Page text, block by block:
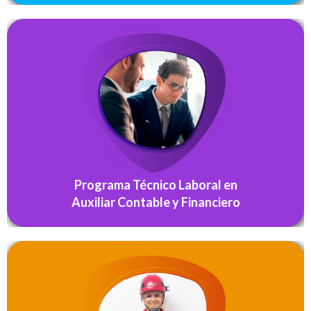
Programa Técnico Laboral en
Auxiliar Contable y Financiero
Atienden clientes de acuerdo con procedimiento de
servicio y normativa, Planean Tributación según
procedimiento técnico y normativa fiscal, Maneja recursos
financieros de acuerdo con normativa y manual operativo,
Procesa el recaudo de caja de acuerdo con normativa y …
SABER MÁS
Los egresados del programa en Seguridad y salud en el
trabajo realizarán apoyo en empresas públicas y privadas
donde puedan promover un ambiente apropiado a los